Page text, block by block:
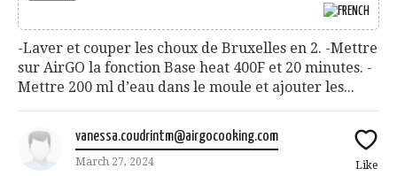
-Laver et couper les choux de Bruxelles en 2. -Mettre
sur AirGO la fonction Base heat 400F et 20 minutes. -
Mettre 200 ml d’eau dans le moule et ajouter les...
vanessa.coudrintm@airgocooking.com
March 27, 2024 Like